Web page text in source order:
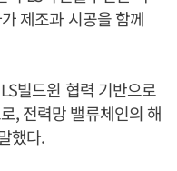
제조과 시공을 함께
빌드윈 협력 기반으로
, 전력망 밸류체인의 해
했다.